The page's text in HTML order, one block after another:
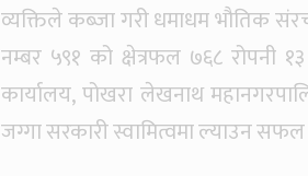
व्यक्तिले कब्जा गरी धमाधम भौतिक
नम्बर ५९१ को क्षेत्रफल ७६८ रोपनी
कार्यालय, पोखरा लेखनाथ
जग्गा सरकारी स्वामित्वमा ल्याउन